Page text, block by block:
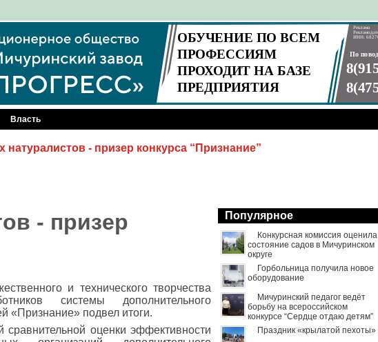
Власть
- призер конкурса “Признание”
- призер
и технического творчества
системы дополнительного
«Признание» подвел итоги.
сравнительной оценки эффективности
Популярное
Конкурсная комиссия оценила
состояние садов в Мичуринском
округе
Горбольница получила новое
оборудование
Мичуринский педагог ведёт
борьбу на всероссийском
конкурсе “Сердце отдаю детям”
Праздник «крылатой пехоты»